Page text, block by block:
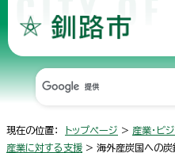
現在の位置： トップページ > 産業・ビ
産業に対する支援 > 海外産炭国への炭